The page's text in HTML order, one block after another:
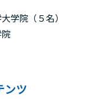
学院（５名）
ンツ